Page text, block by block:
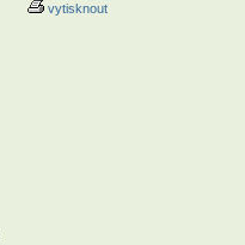
vytisknout